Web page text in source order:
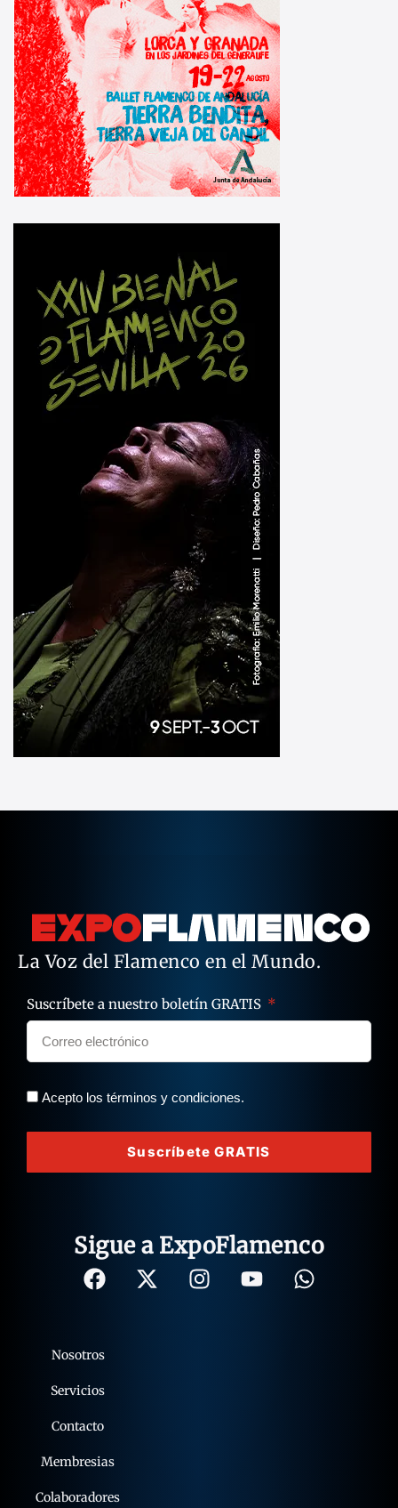
La Voz del Flamenco en el Mundo.
Suscríbete a nuestro boletín GRATIS
Acepto los términos y condiciones.
Suscríbete GRATIS
Sigue a ExpoFlamenco
Nosotros
Servicios
Contacto
Membresias
Colaboradores